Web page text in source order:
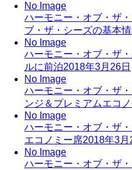
No Image
ハーモニー・オブ・ザ
ブ・ザ・シーズの基本
No Image
ハーモニー・オブ・ザ
ルに前泊2018年3月26日
No Image
ハーモニー・オブ・ザ
ンジ＆プレミアムエコ
No Image
ハーモニー・オブ・ザ
エコノミー席2018年3月
No Image
ハーモニー・オブ・ザ